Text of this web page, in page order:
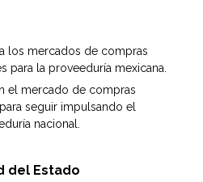
los mercados de compras
para la proveeduría mexicana.
el mercado de compras
seguir impulsando el
nacional.
del Estado